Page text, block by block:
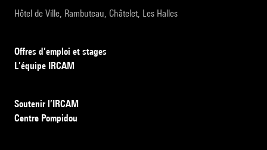
Hôtel de Ville, Rambuteau, Châtelet, Les Halles
Offres d’emploi et stages
L’équipe IRCAM
Soutenir l’IRCAM
Centre Pompidou